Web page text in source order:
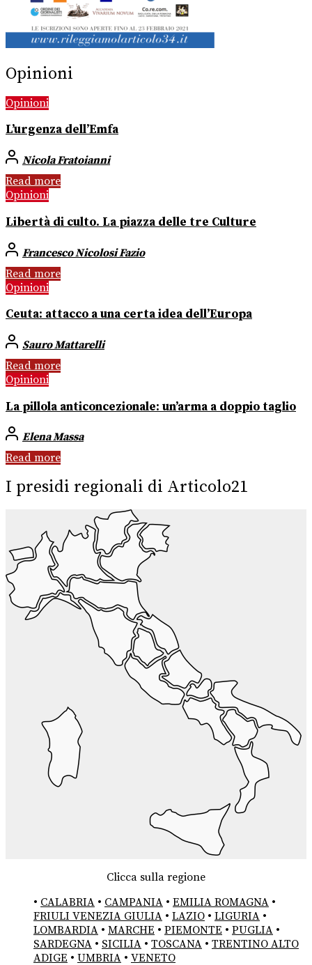
Opinioni
Opinioni
L’urgenza dell’Emfa
Nicola Fratoianni
Read more
Opinioni
Libertà di culto. La piazza delle tre Culture
Francesco Nicolosi Fazio
Read more
Opinioni
Ceuta: attacco a una certa idea dell’Europa
Sauro Mattarelli
Read more
Opinioni
La pillola anticoncezionale: un’arma a doppio taglio
Elena Massa
Read more
I presidi regionali di Articolo21
Clicca sulla regione
• CALABRIA • CAMPANIA • EMILIA ROMAGNA •
FRIULI VENEZIA GIULIA • LAZIO • LIGURIA •
LOMBARDIA • MARCHE • PIEMONTE • PUGLIA •
SARDEGNA • SICILIA • TOSCANA • TRENTINO ALTO
ADIGE • UMBRIA • VENETO